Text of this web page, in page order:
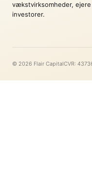
vækstvirksomheder, ejere
investorer.
© 2026 Flair CapitalCVR: